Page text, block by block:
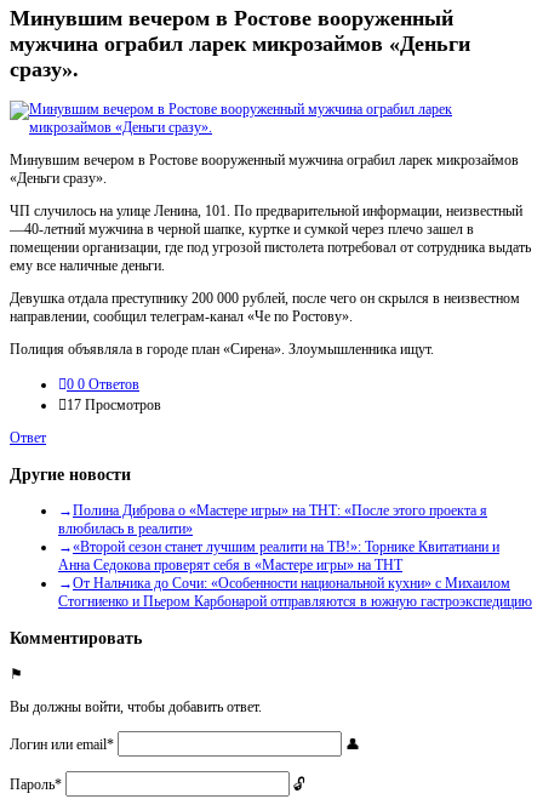
Минувшим вечером в Ростове вооруженный
мужчина ограбил ларек микрозаймов «Деньги
сразу».
Минувшим вечером в Ростове вооруженный мужчина ограбил ларек микрозаймов
«Деньги сразу».
ЧП случилось на улице Ленина, 101. По предварительной информации, неизвестный
—40-летний мужчина в черной шапке, куртке и сумкой через плечо зашел в
помещении организации, где под угрозой пистолета потребовал от сотрудника выдать
ему все наличные деньги.
Девушка отдала преступнику 200 000 рублей, после чего он скрылся в неизвестном
направлении, сообщил телеграм-канал «Че по Ростову».
Полиция объявляла в городе план «Сирена». Злоумышленника ищут.
0 0 Ответов
17 Просмотров
Ответ
Другие новости
Полина Диброва о «Мастере игры» на ТНТ: «После этого проекта я
влюбилась в реалити»
«Второй сезон станет лучшим реалити на ТВ!»: Торнике Квитатиани и
Анна Седокова проверят себя в «Мастере игры» на ТНТ
От Нальчика до Сочи: «Особенности национальной кухни» с Михаилом
Стогниенко и Пьером Карбонарой отправляются в южную гастроэкспедицию
Комментировать
Вы должны войти, чтобы добавить ответ.
Логин или email*
Пароль*